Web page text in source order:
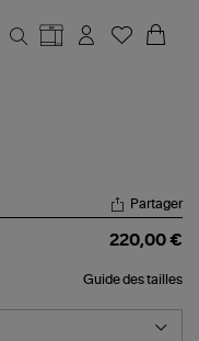
Partager
220,00 €
Guide des tailles